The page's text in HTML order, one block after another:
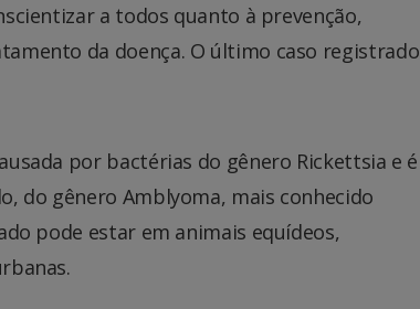
a todos quanto à prevenção,
da doença. O último caso registrado
por bactérias do gênero Rickettsia e é
do gênero Amblyoma, mais conhecido
pode estar em animais equídeos,